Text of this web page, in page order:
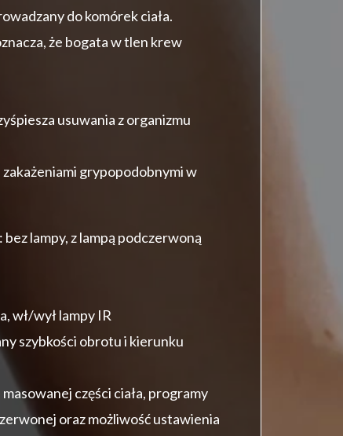
do komórek ciała.
że bogata w tlen krew
usuwania z organizmu
grypopodobnymi w
lampy, z lampą podczerwoną
wł/wył lampy IR
szybkości obrotu i kierunku
części ciała, programy
oraz możliwość ustawienia